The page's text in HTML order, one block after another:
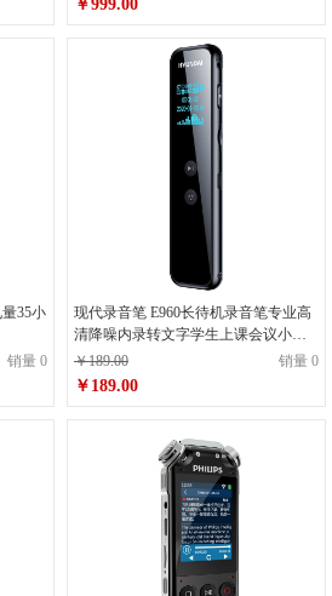
￥999.00
销量 0
现代录音笔 E960长待机录音笔专业高
清降噪内录转文字学生上课会议小型
随身录音器 黑色
￥189.00 销量 0
￥189.00